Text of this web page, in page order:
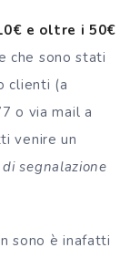
e oltre i 50€
che sono stati
clienti (a
o via mail a
venire un
di segnalazione
sono è inafatti